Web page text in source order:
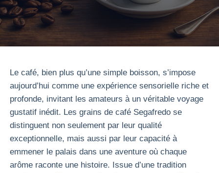
Le café, bien plus qu’une simple boisson, s’impose
aujourd’hui comme une expérience sensorielle riche et
profonde, invitant les amateurs à un véritable voyage
gustatif inédit. Les grains de café Segafredo se
distinguent non seulement par leur qualité
exceptionnelle, mais aussi par leur capacité à
emmener le palais dans une aventure où chaque
arôme raconte une histoire. Issue d’une tradition